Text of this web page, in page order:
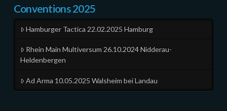
Conventions 2025
Hamburger Tactica 22.02.2025 Hamburg
Rhein Main Multiversum 26.10.2024 Nidderau-
Heldenbergen
Ad Arma 10.05.2025 Walsheim bei Landau